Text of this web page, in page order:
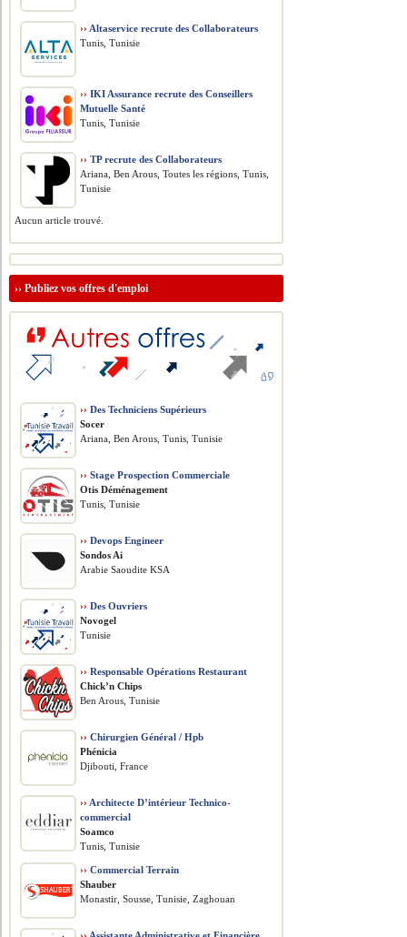
›› Altaservice recrute des Collaborateurs
Tunis, Tunisie
›› IKI Assurance recrute des Conseillers
Mutuelle Santé
Tunis, Tunisie
›› TP recrute des Collaborateurs
Ariana, Ben Arous, Toutes les régions, Tunis,
Tunisie
Aucun article trouvé.
››Publiez vos offres d'emploi
›› Des Techniciens Supérieurs
Socer
Ariana, Ben Arous, Tunis, Tunisie
›› Stage Prospection Commerciale
Otis Déménagement
Tunis, Tunisie
›› Devops Engineer
Sondos Ai
Arabie Saoudite KSA
›› Des Ouvriers
Novogel
Tunisie
›› Responsable Opérations Restaurant
Chick’n Chips
Ben Arous, Tunisie
›› Chirurgien Général / Hpb
Phénicia
Djibouti, France
›› Architecte D’intérieur Technico-
commercial
Soamco
Tunis, Tunisie
›› Commercial Terrain
Shauber
Monastir, Sousse, Tunisie, Zaghouan